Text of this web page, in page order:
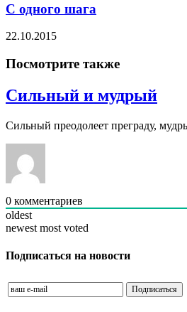
С одного шага
22.10.2015
Посмотрите также
Сильный и мудрый
Сильный преодолеет преграду,
0 комментариев
oldest
newest most voted
Подписаться на новости